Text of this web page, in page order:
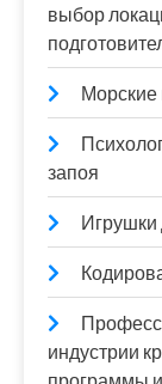
выбор
Морские
запоя
Игрушки
индустрии